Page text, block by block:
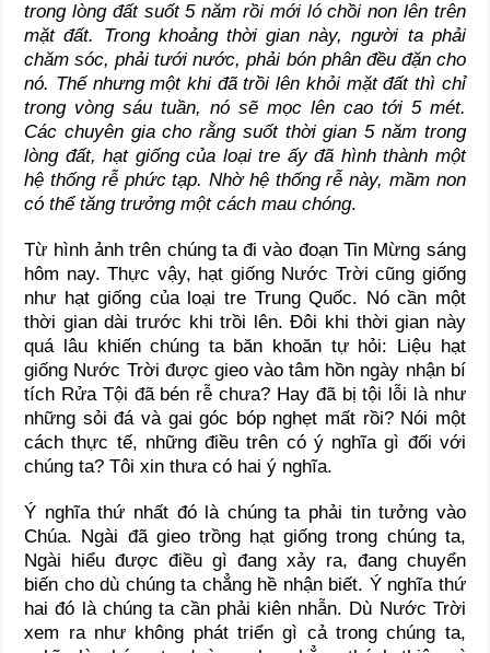
trong lòng đất suốt 5 năm rồi mới ló chồi non lên trên
mặt đất. Trong khoảng thời gian này, người ta phải
chăm sóc, phải tưới nước, phải bón phân đều đặn cho
nó. Thế nhưng một khi đã trồi lên khỏi mặt đất thì chỉ
trong vòng sáu tuần, nó sẽ mọc lên cao tới 5 mét.
Các chuyên gia cho rằng suốt thời gian 5 năm trong
lòng đất, hạt giống của loại tre ấy đã hình thành một
hệ thống rễ phức tạp. Nhờ hệ thống rễ này, mầm non
có thể tăng trưởng một cách mau chóng.
Từ hình ảnh trên chúng ta đi vào đoạn Tin Mừng sáng
hôm nay. Thực vậy, hạt giống Nước Trời cũng giống
như hạt giống của loại tre Trung Quốc. Nó cần một
thời gian dài trước khi trồi lên. Đôi khi thời gian này
quá lâu khiến chúng ta băn khoăn tự hỏi: Liệu hạt
giống Nước Trời được gieo vào tâm hồn ngày nhận bí
tích Rửa Tội đã bén rễ chưa? Hay đã bị tội lỗi là như
những sỏi đá và gai góc bóp nghẹt mất rồi? Nói một
cách thực tế, những điều trên có ý nghĩa gì đối với
chúng ta? Tôi xin thưa có hai ý nghĩa.
Ý nghĩa thứ nhất đó là chúng ta phải tin tưởng vào
Chúa. Ngài đã gieo trồng hạt giống trong chúng ta,
Ngài hiểu được điều gì đang xảy ra, đang chuyển
biến cho dù chúng ta chẳng hề nhận biết. Ý nghĩa thứ
hai đó là chúng ta cần phải kiên nhẫn. Dù Nước Trời
xem ra như không phát triển gì cả trong chúng ta,